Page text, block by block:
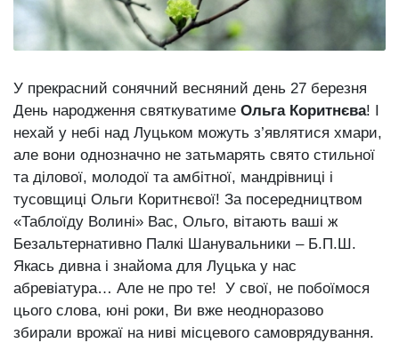
залишив у
Луцьку
три...
27 Липня 2026
756 переглядів
Всі розділи
Персона
Лайф
Афіша
Політика конфіденційності
У прекрасний сонячний весняний день 27 березня
День народження святкуватиме Ольга Коритнєва! І
нехай у небі над Луцьком можуть з’являтися хмари,
але вони однозначно не затьмарять свято стильної
та ділової, молодої та амбітної, мандрівниці і
тусовщиці Ольги Коритнєвої! За посередництвом
«Таблоїду Волині» Вас, Ольго, вітають ваші ж
Безальтернативно Палкі Шанувальники – Б.П.Ш.
Якась дивна і знайома для Луцька у нас
абревіатура… Але не про те! У свої, не побоїмося
цього слова, юні роки, Ви вже неодноразово
збирали врожаї на ниві місцевого самоврядування.